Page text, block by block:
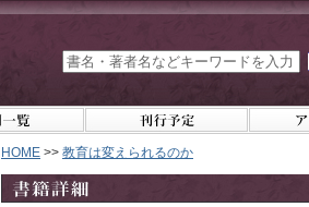
HOME >> 教育は変えられるのか